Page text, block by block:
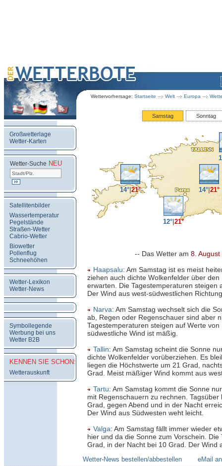
Wettervorhersage: Startseite Welt Europa
Großwetterlage
Wetter-Karten
Wetter-Suche NEU
Satellitenbilder
Wassertemperatur
Pegelstände
Straßen-Wetter
Cabrio-Wetter
Biowetter
Pollenflug
Schneehöhen
Wetter-Lexikon
Wetter-News
Symbollegende
Werbung bei uns
Wetter B2B
KENNEN SIE SCHON:
Wetterauskunft
Samstag Sonntag
14°| 21° 14°| 21°
12°| 21°
-- Das Wetter am 8. August
Haapsalu: Am Samstag ist es meist
ziehen auch dichte Wolkenfelder über
erwarten. Die Tagestemperaturen steigen
Der Wind aus west-südwestlichen
Narva: Am Samstag wechselt sich die
ab, Regen oder Regenschauer sind aber
Tagestemperaturen steigen auf Werte
südwestliche Wind ist mäßig.
Tallin: Am Samstag scheint die Sonne
dichte Wolkenfelder vorüberziehen. Es
liegen die Höchstwerte um 21 Grad,
Grad. Meist mäßiger Wind kommt aus
Tartu: Am Samstag kommt die Sonne
mit Regenschauern zu rechnen.
Grad, gegen Abend und in der Nacht
Der Wind aus Südwesten weht leicht.
Valga: Am Samstag fällt immer wieder
hier und da die Sonne zum Vorschein.
Grad, in der Nacht bei 10 Grad. Der Wind
Wetter-News bestellen/abbestellen eMail